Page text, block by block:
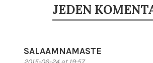
JEDEN
SALAAMNAMASTE